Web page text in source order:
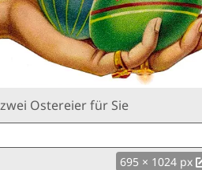
Ostereier für Sie
695 × 1024 px